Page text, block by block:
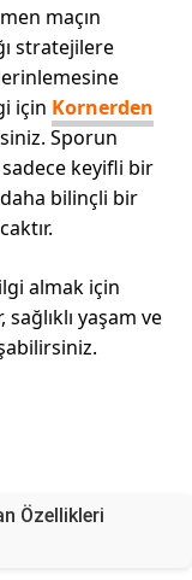
maçın
stratejilere
için Kornerden
Sporun
keyifli bir
bilinçli bir
almak için
yaşam ve
Özellikleri